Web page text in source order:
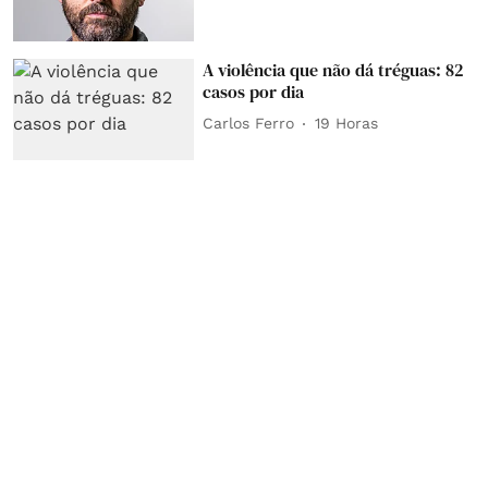
A violência que não dá tréguas: 82
casos por dia
Carlos Ferro 19 Horas